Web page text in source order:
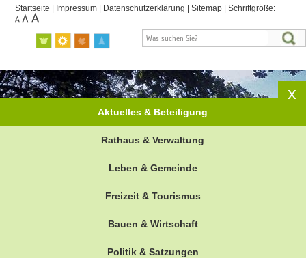
Startseite Impressum Datenschutzerklärung |Sitemap |Schriftgröße:
Aktuelles & Beteiligung
Rathaus & Verwaltung
Leben & Gemeinde
Freizeit & Tourismus
Bauen & Wirtschaft
Politik & Satzungen